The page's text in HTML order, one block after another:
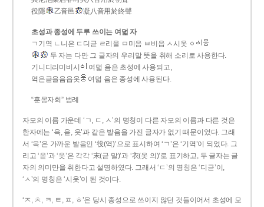
役隱
乙音邑 凝八音用於終聲
초성과 종성에 두루 쓰이는 여덟 자
ㄱ기역 ㄴ니은 ㄷ디귿 ㄹ리을 ㅁ미음 ㅂ비읍 ㅅ시옷 ㆁ
두 자는 다만 그 글자의 우리말 뜻을 취해 소리로 사용한다.
기니디리미비시
여덟 음은 초성에 사용되고,
역은귿을음읍옷
여덟 음은 종성에 사용된다.
“훈몽자회” 범례
자모의 이름 가운데 ‘ㄱ, ㄷ, ㅅ’의 명칭이 다른 자모의 이름과 다른 것은
한자에는 ‘윽, 읃, 읏’과 같은 발음을 가진 글자가 없기 때문이었다. 그래
서 ‘윽’은 가까운 발음인 ‘役(역)’으로 표시하여 ‘ㄱ’은 ‘기역’이 되었다. 그
리고 ‘읃’과 ‘읏’은 각각 ‘末(귿 말)’과 ‘衣(옷 의)’로 표기하고, 두 글자는 글
자의 의미만을 취한다고 설명하였다. 그래서 ‘ㄷ’의 명칭은 ‘디귿’이,
‘ㅅ’의 명칭은 ‘시옷’이 된 것이다.
‘ㅈ, ㅊ, ㅋ, ㅌ, ㅍ, ㅎ’은 당시 종성으로 쓰이지 않던 것들이어서 초성에 모